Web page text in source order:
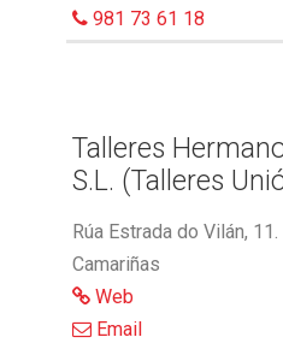
981 73 61 18
Talleres
S.L. (Talleres
Rúa Estrada do Vilán,
Camariñas
Web
Email